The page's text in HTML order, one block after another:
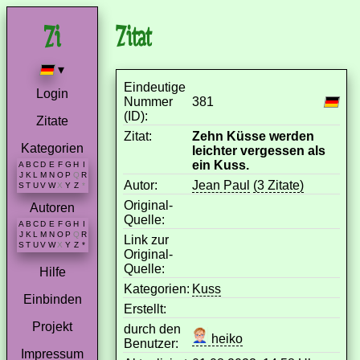
▾
Login
Zitate
Kategorien
A B C D E F G H I
J K L M N O P Q R
S T U V W X Y Z *
Autoren
A B C D E F G H
J K L M N O P Q R
S T U V W X Y Z *
Hilfe
Einbinden
Projekt
Impressum
Zitat
Eindeutige
Nummer
(ID):
381
Zitat:
Zehn Küsse werden
leichter vergessen als
ein Kuss.
Autor:
Jean Paul (3 Zitate)
Original-
Quelle:
Link zur
Original-
Quelle:
Kategorien: Kuss
Erstellt:
durch den
Benutzer:
heiko